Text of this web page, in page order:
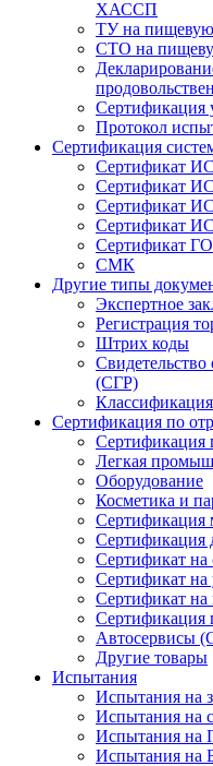
ХАССП
ТУ на
СТО на
Сертификация
Протокол
Сертификация
Сертификат
Сертификат
Сертификат
Сертификат
Сертификат
СМК
Другие типы
Экспертное
Регистрация
Штрих коды
Свидетельство
(СГР)
Сертификация по
Сертификация
Легкая
Оборудование
Косметика и
Сертификация
Сертификация
Сертификат на
Сертификат на
Сертификат на
Сертификация
Автосервисы
Другие товары
Испытания
Испытания на
Испытания на
Испытания на
Испытания на